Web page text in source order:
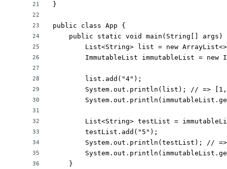
21
22
23
24
25
26
27
28
29
30
31
32
33
34
35
36
}
public class App {
public static void main(String[] args)
List<String> list = new
ImmutableList immutableList = new
        list.add("4");
System.out.println(list); // =>
List<String> testList =
        testList.add("5");
System.out.println(testList); //
    }